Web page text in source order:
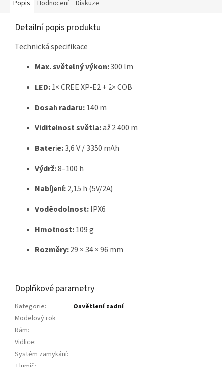
Popis Hodnocení Diskuze
Detailní popis produktu
Technická specifikace
Max. světelný výkon:300 lm
LED:1× CREE XP-E2 + 2× COB
Dosah radaru:140 m
Viditelnost světla:až 2 400 m
Baterie:3,6 V / 3350 mAh
Výdrž:8–100 h
Nabíjení:2,15 h (5V/2A)
Voděodolnost:IPX6
Hmotnost:109 g
Rozměry:29 × 34 × 96 mm
Doplňkové parametry
Kategorie:
Osvětlení zadní
Modelový rok:
Rám:
Vidlice:
Systém zamykání: